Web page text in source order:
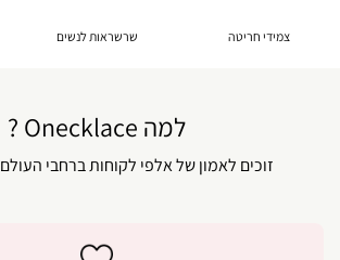
צמידי חריטה שרשראות לנשים
למה Onecklace ?
זוכים לאמון של אלפי לקוחות ברחבי העולם